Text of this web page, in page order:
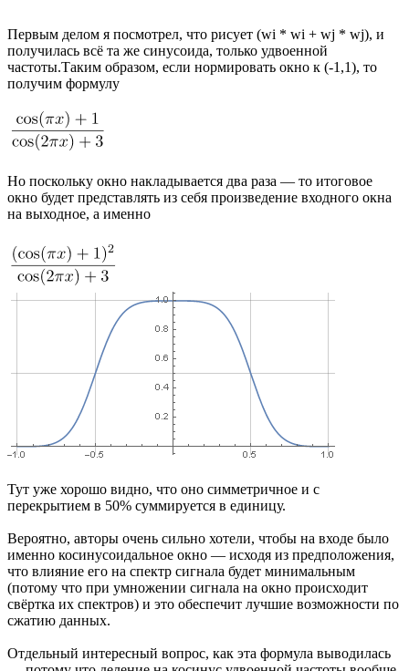
Первым делом я посмотрел, что рисует (wi * wi + wj * wj), и
получилась всё та же синусоида, только удвоенной
частоты.Таким образом, если нормировать окно к (-1,1), то
получим формулу
Но поскольку окно накладывается два раза — то итоговое
окно будет представлять из себя произведение входного окна
на выходное, а именно
Тут уже хорошо видно, что оно симметричное и с
перекрытием в 50% суммируется в единицу.
Вероятно, авторы очень сильно хотели, чтобы на входе было
именно косинусоидальное окно — исходя из предположения,
что влияние его на спектр сигнала будет минимальным
(потому что при умножении сигнала на окно происходит
свёртка их спектров) и это обеспечит лучшие возможности по
сжатию данных.
Отдельный интересный вопрос, как эта формула выводилась